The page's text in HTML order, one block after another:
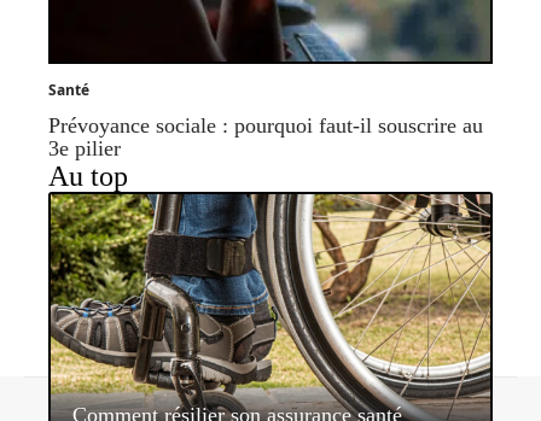
Santé
Prévoyance sociale : pourquoi faut-il souscrire au
3e pilier
Au top
Comment résilier son assurance santé
Contact Mentions légales Sitemap